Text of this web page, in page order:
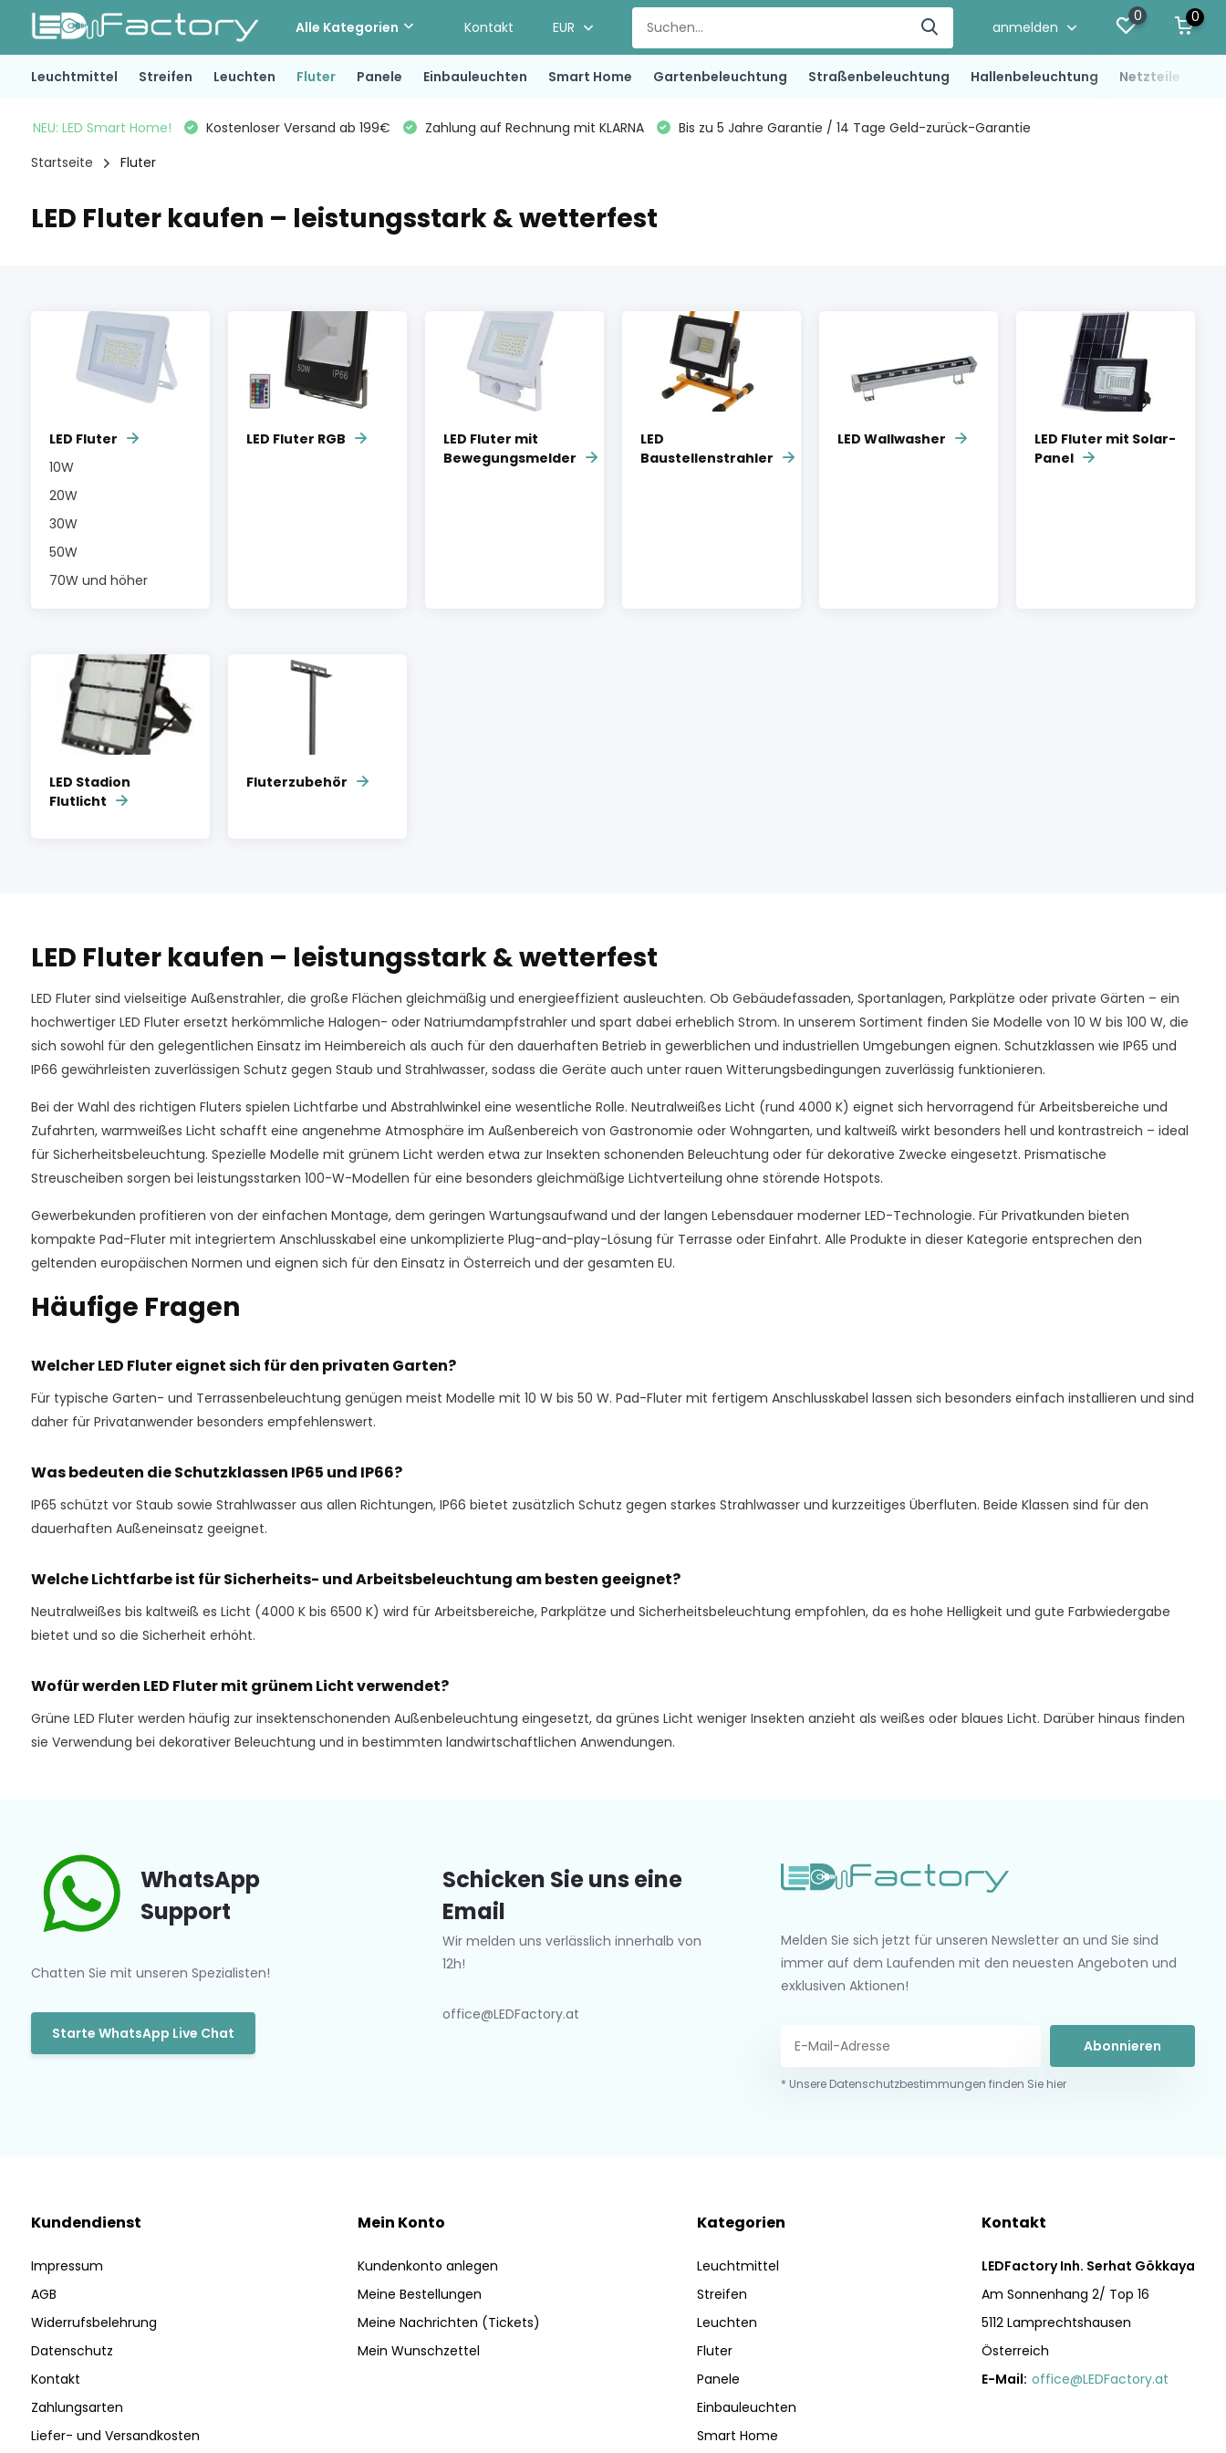
Alle Kategorien Kontakt EUR anmelden
0 0
Leuchtmittel Streifen Leuchten Fluter Panele Einbauleuchten Smart Home Gartenbeleuchtung Straßenbeleuchtung Hallenbeleuchtung Netzteile
NEU: LED Smart Home! Kostenloser Versand ab 199€ Zahlung auf Rechnung mit KLARNA
Bis zu 5 Jahre Garantie / 14 Tage Geld-zurück-Garantie
Startseite
Fluter
LED Fluter kaufen – leistungsstark & wetterfest
LED Fluter
10W
20W
30W
50W
70W und höher
LED Fluter RGB
LED Fluter mit
Bewegungsmelder
LED
Baustellenstrahler
LED Wallwasher
LED Fluter mit Solar-
Panel
LED Stadion
Flutlicht
Fluterzubehör
LED Fluter kaufen – leistungsstark & wetterfest
LED Fluter sind vielseitige Außenstrahler, die große Flächen gleichmäßig und energieeffizient ausleuchten. Ob Gebäudefassaden, Sportanlagen, Parkplätze oder private Gärten – ein
hochwertiger LED Fluter ersetzt herkömmliche Halogen- oder Natriumdampfstrahler und spart dabei erheblich Strom. In unserem Sortiment finden Sie Modelle von 10 W bis 100 W, die
sich sowohl für den gelegentlichen Einsatz im Heimbereich als auch für den dauerhaften Betrieb in gewerblichen und industriellen Umgebungen eignen. Schutzklassen wie IP65 und
IP66 gewährleisten zuverlässigen Schutz gegen Staub und Strahlwasser, sodass die Geräte auch unter rauen Witterungsbedingungen zuverlässig funktionieren.
Bei der Wahl des richtigen Fluters spielen Lichtfarbe und Abstrahlwinkel eine wesentliche Rolle. Neutralweißes Licht (rund 4000 K) eignet sich hervorragend für Arbeitsbereiche und
Zufahrten, warmweißes Licht schafft eine angenehme Atmosphäre im Außenbereich von Gastronomie oder Wohngarten, und kaltweiß wirkt besonders hell und kontrastreich – ideal
für Sicherheitsbeleuchtung. Spezielle Modelle mit grünem Licht werden etwa zur Insekten schonenden Beleuchtung oder für dekorative Zwecke eingesetzt. Prismatische
Streuscheiben sorgen bei leistungsstarken 100-W-Modellen für eine besonders gleichmäßige Lichtverteilung ohne störende Hotspots.
Gewerbekunden profitieren von der einfachen Montage, dem geringen Wartungsaufwand und der langen Lebensdauer moderner LED-Technologie. Für Privatkunden bieten
kompakte Pad-Fluter mit integriertem Anschlusskabel eine unkomplizierte Plug-and-play-Lösung für Terrasse oder Einfahrt. Alle Produkte in dieser Kategorie entsprechen den
geltenden europäischen Normen und eignen sich für den Einsatz in Österreich und der gesamten EU.
Häufige Fragen
Welcher LED Fluter eignet sich für den privaten Garten?
Für typische Garten- und Terrassenbeleuchtung genügen meist Modelle mit 10 W bis 50 W. Pad-Fluter mit fertigem Anschlusskabel lassen sich besonders einfach installieren und sind
daher für Privatanwender besonders empfehlenswert.
Was bedeuten die Schutzklassen IP65 und IP66?
IP65 schützt vor Staub sowie Strahlwasser aus allen Richtungen, IP66 bietet zusätzlich Schutz gegen starkes Strahlwasser und kurzzeitiges Überfluten. Beide Klassen sind für den
dauerhaften Außeneinsatz geeignet.
Welche Lichtfarbe ist für Sicherheits- und Arbeitsbeleuchtung am besten geeignet?
Neutralweißes bis kaltweiß es Licht (4000 K bis 6500 K) wird für Arbeitsbereiche, Parkplätze und Sicherheitsbeleuchtung empfohlen, da es hohe Helligkeit und gute Farbwiedergabe
bietet und so die Sicherheit erhöht.
Wofür werden LED Fluter mit grünem Licht verwendet?
Grüne LED Fluter werden häufig zur insektenschonenden Außenbeleuchtung eingesetzt, da grünes Licht weniger Insekten anzieht als weißes oder blaues Licht. Darüber hinaus finden
sie Verwendung bei dekorativer Beleuchtung und in bestimmten landwirtschaftlichen Anwendungen.
WhatsApp
Support
Chatten Sie mit unseren Spezialisten!
Starte WhatsApp Live Chat
Schicken Sie uns eine
Email
Wir melden uns verlässlich innerhalb von
12h!
office@LEDFactory.at
Melden Sie sich jetzt für unseren Newsletter an und Sie sind
immer auf dem Laufenden mit den neuesten Angeboten und
exklusiven Aktionen!
Abonnieren
* Unsere Datenschutzbestimmungen finden Sie hier
Kundendienst
Impressum
AGB
Widerrufsbelehrung
Datenschutz
Kontakt
Zahlungsarten
Liefer- und Versandkosten
Mein Konto
Kundenkonto anlegen
Meine Bestellungen
Meine Nachrichten (Tickets)
Mein Wunschzettel
Kategorien
Leuchtmittel
Streifen
Leuchten
Fluter
Panele
Einbauleuchten
Smart Home
Kontakt
LEDFactory Inh. Serhat Gökkaya
Am Sonnenhang 2/ Top 16
5112 Lamprechtshausen
Österreich
E-Mail: office@LEDFactory.at